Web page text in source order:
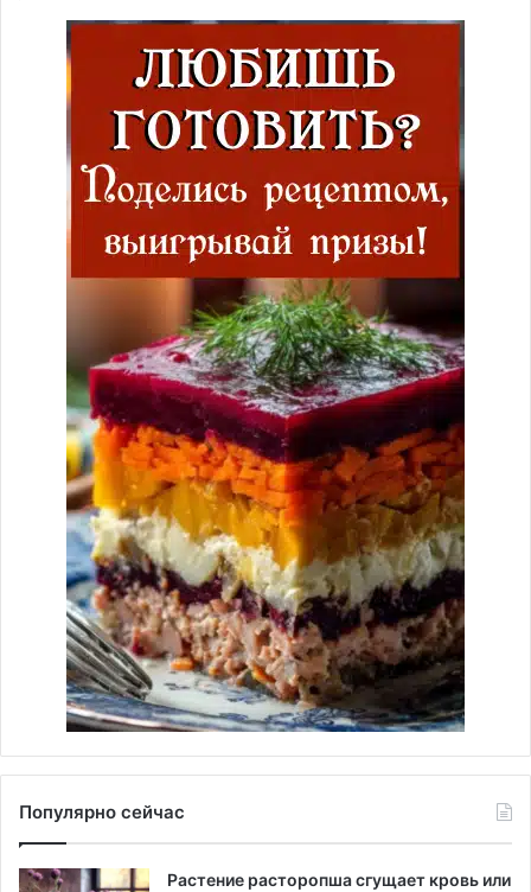
Популярно сейчас
Растение расторопша сгущает кровь или